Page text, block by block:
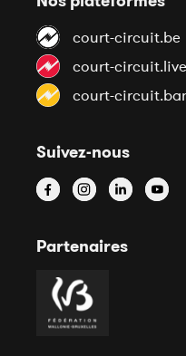
court-circuit.be
court-circuit.live
court-
Suivez-nous
Partenaires